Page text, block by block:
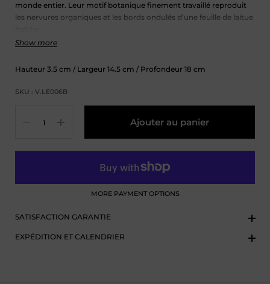
monde entier. Leur motif botanique finement travaillé reproduit
les nervures organiques et les bords ondulés d’une feuille de laitue
Show more
Hauteur 3.5 cm / Largeur 14.5 cm / Profondeur 18 cm
SKU : V.LE006B
Ajouter au panier
MORE PAYMENT OPTIONS
SATISFACTION GARANTIE
EXPÉDITION ET CALENDRIER